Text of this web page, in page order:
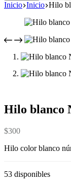
Inicio Inicio Hilo
Hilo blanco
$300
Hilo color blanco
53 disponibles